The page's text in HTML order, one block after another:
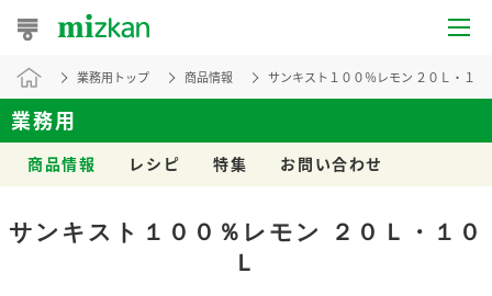
おうちレシピ
おすすめレシピ
レシピカテゴリ一覧
業務用トップ 商品情報 サンキスト１００％レモン ２０Ｌ・１０
業務用
商品情報 レシピ 特集 お問い合わせ
サンキスト１００％レモン ２０Ｌ・１０
Ｌ